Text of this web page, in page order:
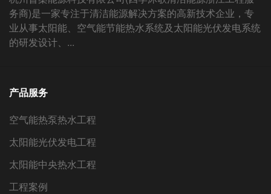
务商)是一家专注于清洁能源解决方案的高新技术企业，专
业从事太阳能、空气能节能热水系统及太阳能光伏发电系统
的研发设计、...
产品服务
空气能热泵热水工程
太阳能光伏发电工程
太阳能中央热水工程
工程案例